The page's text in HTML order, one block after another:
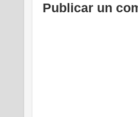
Publicar un